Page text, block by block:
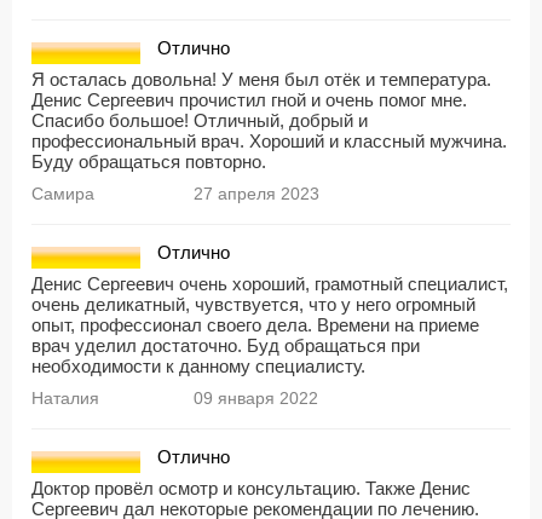
Отлично
Я осталась довольна! У меня был отёк и температура.
Денис Сергеевич прочистил гной и очень помог мне.
Спасибо большое! Отличный, добрый и
профессиональный врач. Хороший и классный мужчина.
Буду обращаться повторно.
Самира 27 апреля 2023
Отлично
Денис Сергеевич очень хороший, грамотный специалист,
очень деликатный, чувствуется, что у него огромный
опыт, профессионал своего дела. Времени на приеме
врач уделил достаточно. Буд обращаться при
необходимости к данному специалисту.
Наталия 09 января 2022
Отлично
Доктор провёл осмотр и консультацию. Также Денис
Сергеевич дал некоторые рекомендации по лечению.